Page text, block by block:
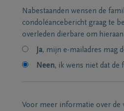
Nabestaanden wensen de
condoléancebericht graag te
overleden dierbare om
Ja, mijn e-mailadres mag
Neen, ik wens niet dat de
Voor meer informatie over de